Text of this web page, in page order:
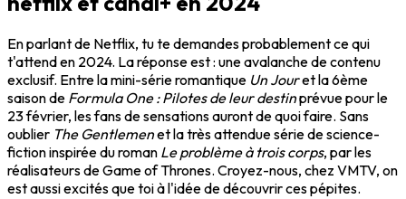
En parlant de Netflix, tu te demandes probablement ce qui
t'attend en 2024. La réponse est : une avalanche de contenu
exclusif. Entre la mini-série romantique Un Jouret la 6ème
saison de Formula One : Pilotes de leur destinprévue pour le
23 février, les fans de sensations auront de quoi faire. Sans
oublier The Gentlemenet la très attendue série de science-
fiction inspirée du roman Le problème à trois corps, par les
réalisateurs de Game of Thrones. Croyez-nous, chez VMTV, on
est aussi excités que toi à l'idée de découvrir ces pépites.